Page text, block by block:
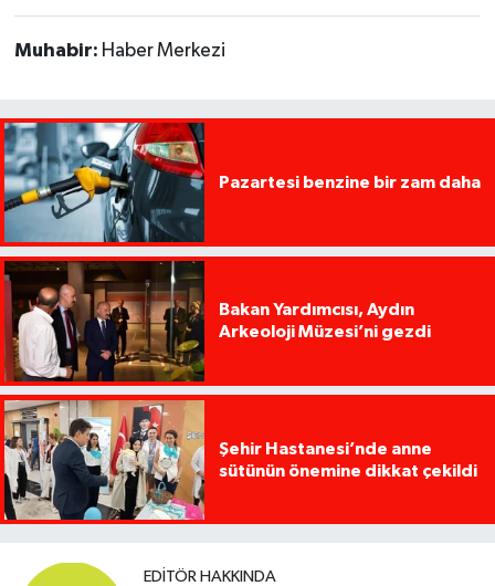
Muhabir: Haber Merkezi
Pazartesi benzine bir zam daha
Bakan Yardımcısı, Aydın
Arkeoloji Müzesi’ni gezdi
Şehir Hastanesi’nde anne
sütünün önemine dikkat çekildi
EDITÖR HAKKINDA